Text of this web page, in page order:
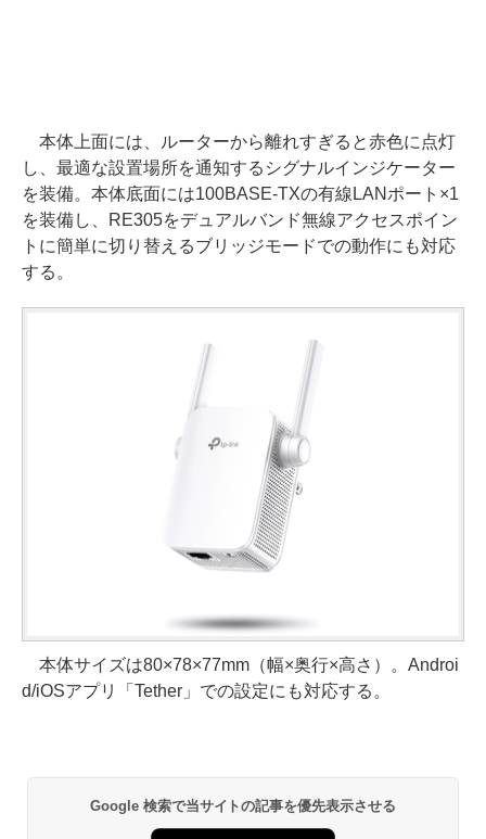
本体上面には、ルーターから離れすぎると赤色に点灯
し、最適な設置場所を通知するシグナルインジケーター
を装備。本体底面には100BASE-TXの有線LANポート×1
を装備し、RE305をデュアルバンド無線アクセスポイン
トに簡単に切り替えるブリッジモードでの動作にも対応
する。
本体サイズは80×78×77mm（幅×奥行×高さ）。Androi
d/iOSアプリ「Tether」での設定にも対応する。
Google 検索で当サイトの記事を優先表示させる